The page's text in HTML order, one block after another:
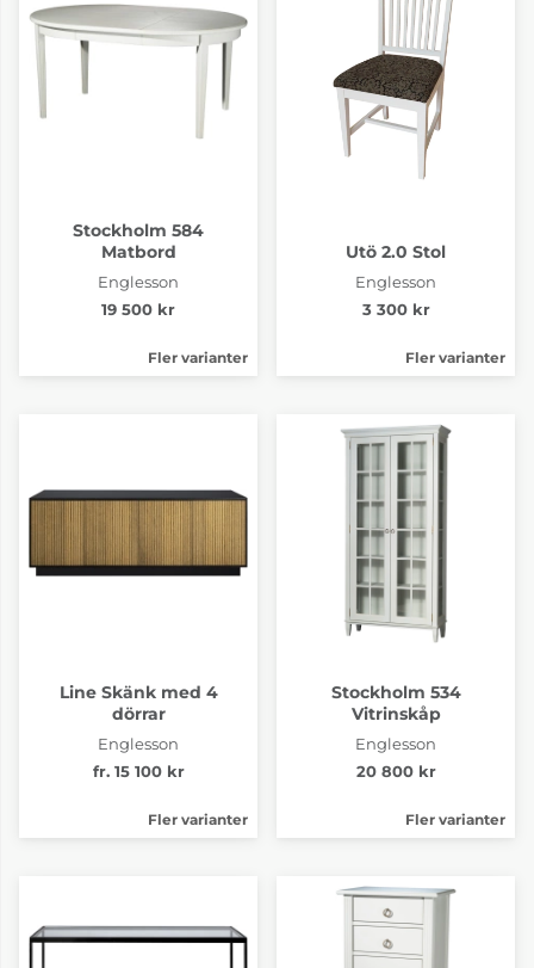
Stockholm 584
Matbord
Englesson
19 500 kr
Fler varianter
Utö 2.0 Stol
Englesson
3 300 kr
Fler varianter
Line Skänk med 4
dörrar
Englesson
fr. 15 100 kr
Fler varianter
Stockholm 534
Vitrinskåp
Englesson
20 800 kr
Fler varianter